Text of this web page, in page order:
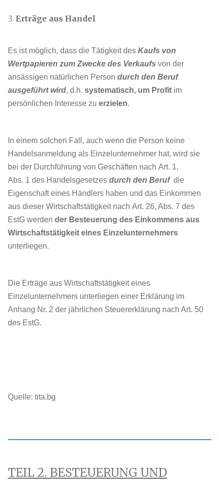
Erträge aus Handel
Es ist möglich, dass die Tätigkeit des Kaufs von
Wertpapieren zum Zwecke des Verkaufs von der
ansässigen natürlichen Person durch den Beruf
ausgeführt wird, d.h. systematisch, um Profit im
persönlichen Interesse zu erzielen.
In einem solchen Fall, auch wenn die Person keine
Handelsanmeldung als Einzelunternehmer hat, wird sie
bei der Durchführung von Geschäften nach Art. 1,
Abs. 1 des Handelsgesetzes durch den Beruf die
Eigenschaft eines Händlers haben und das Einkommen
aus dieser Wirtschaftstätigkeit nach Art. 26, Abs. 7 des
EstG werden der Besteuerung des Einkommens aus
Wirtschaftstätigkeit eines Einzelunternehmers
unterliegen.
Die Erträge aus Wirtschaftstätigkeit eines
Einzelunternehmers unterliegen einer Erklärung im
Anhang Nr. 2 der jährlichen Steuererklärung nach Art. 50
des EstG.
Quelle: tita.bg
TEIL 2. BESTEUERUNG UND